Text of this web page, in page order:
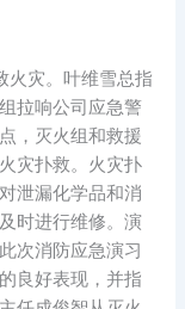
火灾。叶维雪总指
拉响公司应急警
，灭火组和救援
灾扑救。火灾扑
泄漏化学品和消
时进行维修。演
次消防应急演习
良好表现，并指